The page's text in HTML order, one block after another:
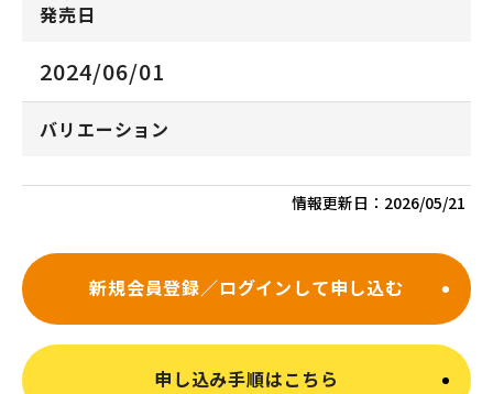
発売日
2024/06/01
バリエーション
情報更新日： 2026/05/21
新規会員登録／ログインして申し込む
申し込み手順はこちら